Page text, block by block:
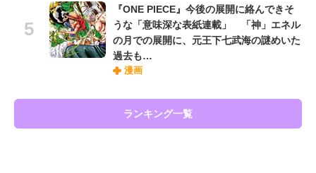
『ONE PIECE』今後の展開に絡んできそ
うな「意味深な表紙連載」 「神」エネル
の月での展開に、元王下七武海の謎めいた
過去も…
漫画
ランキング一覧